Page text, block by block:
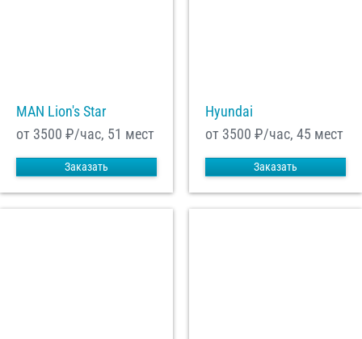
MAN Lion's Star
от 3500 ₽/час, 51 мест
Заказать
Hyundai
от 3500 ₽/час, 45 мест
Заказать